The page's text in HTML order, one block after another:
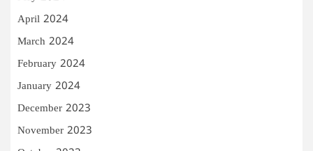
April 2024
March 2024
February 2024
January 2024
December 2023
November 2023